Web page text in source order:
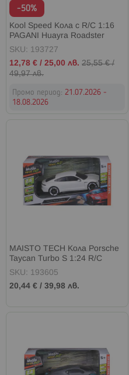
-50%
Kool Speed Кола с R/C 1:16
PAGANI Huayra Roadster
SKU: 193727
Промо
цена
12,78 € / 25,00 лв. 25,55 €/
49,97 лв.
Промо период: 21.07.2026 -
18.08.2026
MAISTO TECH Кола Porsche
Taycan Turbo S 1:24 R/C
SKU: 193605
20,44 € / 39,98 лв.